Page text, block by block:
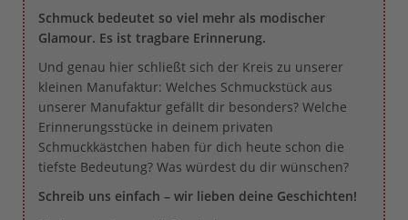
Schmuck bedeutet so viel mehr als modischer
Glamour. Es ist tragbare Erinnerung.
Und genau hier schließt sich der Kreis zu unserer
kleinen Manufaktur: Welches Schmuckstück aus
unserer Manufaktur gefällt dir besonders? Welche
Erinnerungsstücke in deinem privaten
Schmuckkästchen haben für dich heute schon die
tiefste Bedeutung? Was würdest du dir wünschen?
Schreib uns einfach – wir lieben deine Geschichten!